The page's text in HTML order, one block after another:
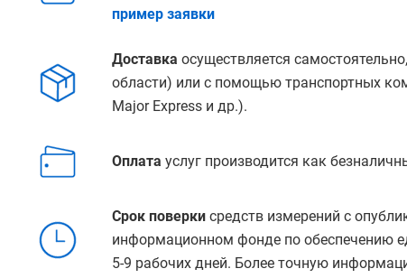
пример заявки
Доставка осуществляется
области) или с помощью транспортных
Major Express и др.).
Оплата услуг производится как
Срок поверки средств измерений с
информационном фонде по обеспечению
5-9 рабочих дней. Более точную